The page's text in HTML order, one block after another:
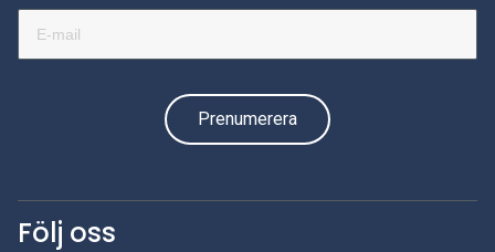
Följ oss